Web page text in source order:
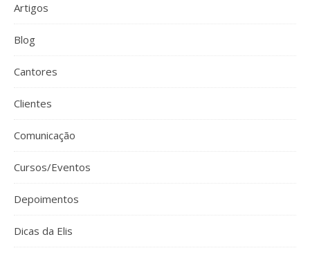
Artigos
Blog
Cantores
Clientes
Comunicação
Cursos/Eventos
Depoimentos
Dicas da Elis